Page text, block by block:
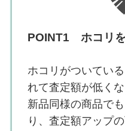
POINT1 ホコリ
ホコリがついてい
れて査定額が低く
新品同様の商品で
り、査定額アップ